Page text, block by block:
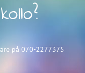
på 070-2277375